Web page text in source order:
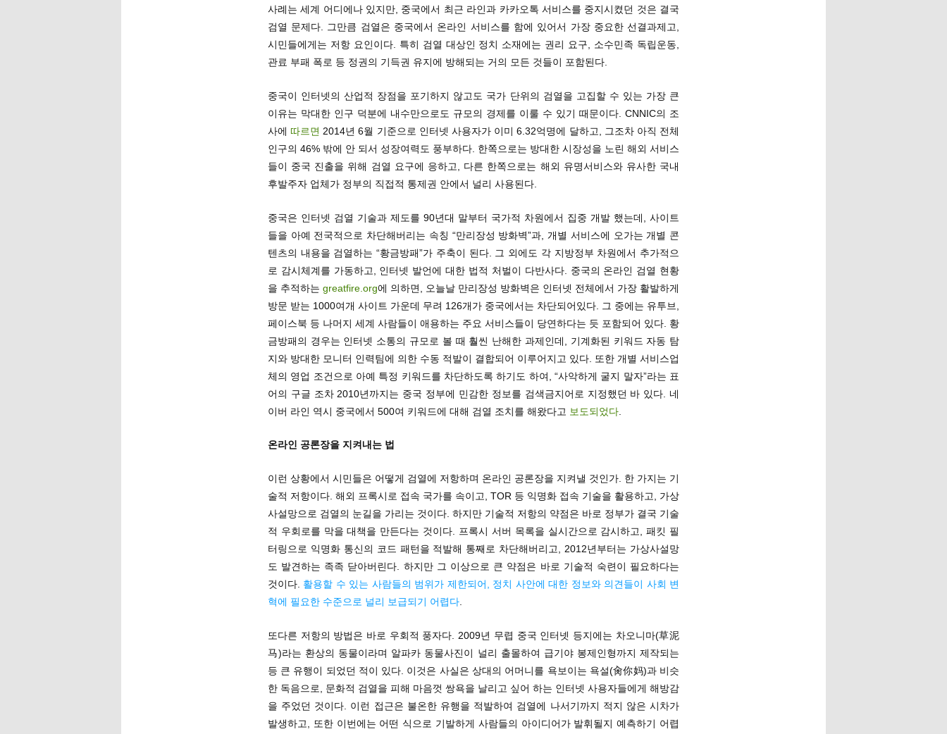
사례는 세계 어디에나 있지만, 중국에서 최근 라인과 카카오톡 서비스를 중지시켰던 것은 결국
검열 문제다. 그만큼 검열은 중국에서 온라인 서비스를 함에 있어서 가장 중요한 선결과제고,
시민들에게는 저항 요인이다. 특히 검열 대상인 정치 소재에는 권리 요구, 소수민족 독립운동,
관료 부패 폭로 등 정권의 기득권 유지에 방해되는 거의 모든 것들이 포함된다.
중국이 인터넷의 산업적 장점을 포기하지 않고도 국가 단위의 검열을 고집할 수 있는 가장 큰
이유는 막대한 인구 덕분에 내수만으로도 규모의 경제를 이룰 수 있기 때문이다. CNNIC의 조
사에 따르면 2014년 6월 기준으로 인터넷 사용자가 이미 6.32억명에 달하고, 그조차 아직 전체
인구의 46% 밖에 안 되서 성장여력도 풍부하다. 한쪽으로는 방대한 시장성을 노린 해외 서비스
들이 중국 진출을 위해 검열 요구에 응하고, 다른 한쪽으로는 해외 유명서비스와 유사한 국내
후발주자 업체가 정부의 직접적 통제권 안에서 널리 사용된다.
중국은 인터넷 검열 기술과 제도를 90년대 말부터 국가적 차원에서 집중 개발 했는데, 사이트
들을 아예 전국적으로 차단해버리는 속칭 “만리장성 방화벽”과, 개별 서비스에 오가는 개별 콘
텐츠의 내용을 검열하는 “황금방패”가 주축이 된다. 그 외에도 각 지방정부 차원에서 추가적으
로 감시체계를 가동하고, 인터넷 발언에 대한 법적 처벌이 다반사다. 중국의 온라인 검열 현황
을 추적하는 greatfire.org에 의하면, 오늘날 만리장성 방화벽은 인터넷 전체에서 가장 활발하게
방문 받는 1000여개 사이트 가운데 무려 126개가 중국에서는 차단되어있다. 그 중에는 유투브,
페이스북 등 나머지 세계 사람들이 애용하는 주요 서비스들이 당연하다는 듯 포함되어 있다. 황
금방패의 경우는 인터넷 소통의 규모로 볼 때 훨씬 난해한 과제인데, 기계화된 키워드 자동 탐
지와 방대한 모니터 인력팀에 의한 수동 적발이 결합되어 이루어지고 있다. 또한 개별 서비스업
체의 영업 조건으로 아예 특정 키워드를 차단하도록 하기도 하여, “사악하게 굴지 말자”라는 표
어의 구글 조차 2010년까지는 중국 정부에 민감한 정보를 검색금지어로 지정했던 바 있다. 네
이버 라인 역시 중국에서 500여 키워드에 대해 검열 조치를 해왔다고 보도되었다.
온라인 공론장을 지켜내는 법
이런 상황에서 시민들은 어떻게 검열에 저항하며 온라인 공론장을 지켜낼 것인가. 한 가지는 기
술적 저항이다. 해외 프록시로 접속 국가를 속이고, TOR 등 익명화 접속 기술을 활용하고, 가상
사설망으로 검열의 눈길을 가리는 것이다. 하지만 기술적 저항의 약점은 바로 정부가 결국 기술
적 우회로를 막을 대책을 만든다는 것이다. 프록시 서버 목록을 실시간으로 감시하고, 패킷 필
터링으로 익명화 통신의 코드 패턴을 적발해 통째로 차단해버리고, 2012년부터는 가상사설망
도 발견하는 족족 닫아버린다. 하지만 그 이상으로 큰 약점은 바로 기술적 숙련이 필요하다는
것이다. 활용할 수 있는 사람들의 범위가 제한되어, 정치 사안에 대한 정보와 의견들이 사회 변
혁에 필요한 수준으로 널리 보급되기 어렵다.
또다른 저항의 방법은 바로 우회적 풍자다. 2009년 무렵 중국 인터넷 등지에는 차오니마(草泥
马)라는 환상의 동물이라며 알파카 동물사진이 널리 출몰하여 급기야 봉제인형까지 제작되는
등 큰 유행이 되었던 적이 있다. 이것은 사실은 상대의 어머니를 욕보이는 욕설(肏你妈)과 비슷
한 독음으로, 문화적 검열을 피해 마음껏 쌍욕을 날리고 싶어 하는 인터넷 사용자들에게 해방감
을 주었던 것이다. 이런 접근은 불온한 유행을 적발하여 검열에 나서기까지 적지 않은 시차가
발생하고, 또한 이번에는 어떤 식으로 기발하게 사람들의 아이디어가 발휘될지 예측하기 어렵